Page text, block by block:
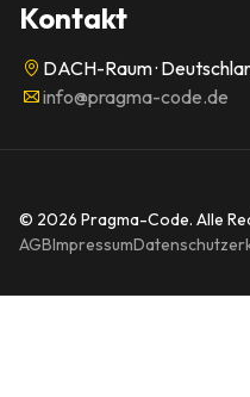
Kontakt
DACH-Raum ·
info@pragma-code.de
© 2026 Pragma-Code. Alle
AGBImpressum